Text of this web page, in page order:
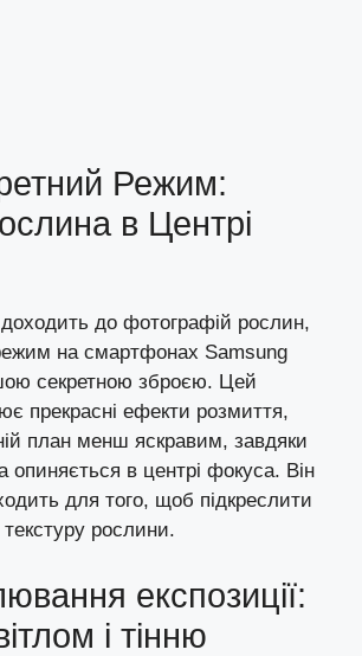
Режим:
в Центрі
до фотографій рослин,
на смартфонах Samsung
секретною зброєю. Цей
прекрасні ефекти розмиття,
план менш яскравим, завдяки
опиняється в центрі фокуса. Він
для того, щоб підкреслити
рослини.
експозиції:
і тінню